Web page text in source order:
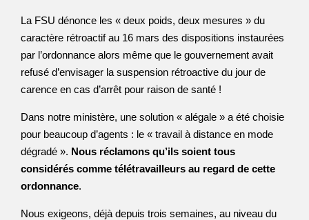
La FSU dénonce les « deux poids, deux mesures » du
caractère rétroactif au 16 mars des dispositions instaurées
par l’ordonnance alors même que le gouvernement avait
refusé d’envisager la suspension rétroactive du jour de
carence en cas d’arrêt pour raison de santé !
Dans notre ministère, une solution « alégale » a été choisie
pour beaucoup d’agents : le « travail à distance en mode
dégradé ». Nous réclamons qu’ils soient tous
considérés comme télétravailleurs au regard de cette
ordonnance.
Nous exigeons, déjà depuis trois semaines, au niveau du